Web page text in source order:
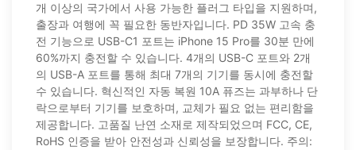
개 이상의 국가에서 사용 가능한 플러그 타입을 지원하며,
출장과 여행에 꼭 필요한 동반자입니다. PD 35W 고속 충
전 기능으로 USB-C1 포트는 iPhone 15 Pro를 30분 만에
60%까지 충전할 수 있습니다. 4개의 USB-C 포트와 2개
의 USB-A 포트를 통해 최대 7개의 기기를 동시에 충전할
수 있습니다. 혁신적인 자동 복원 10A 퓨즈는 과부하나 단
락으로부터 기기를 보호하며, 교체가 필요 없는 편리함을
제공합니다. 고품질 난연 소재로 제작되었으며 FCC, CE,
RoHS 인증을 받아 안전성과 신뢰성을 보장합니다. 주의: